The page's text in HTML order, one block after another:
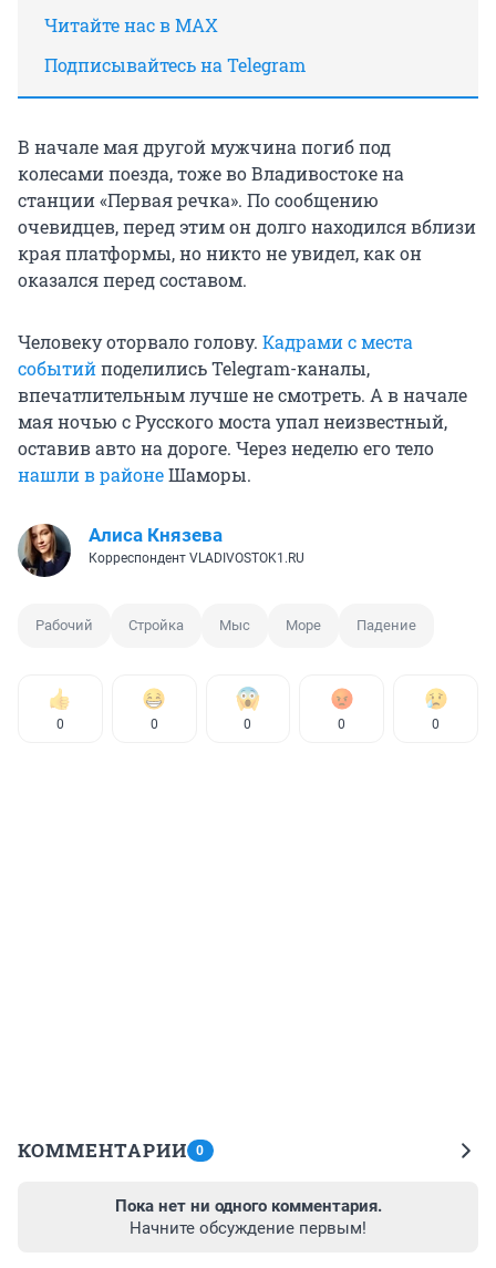
Читайте нас в MAX
Подписывайтесь на Telegram
В начале мая другой мужчина погиб под
колесами поезда, тоже во Владивостоке на
станции «Первая речка». По сообщению
очевидцев, перед этим он долго находился вблизи
края платформы, но никто не увидел, как он
оказался перед составом.
Человеку оторвало голову. Кадрами с места
событийподелились Telegram-каналы,
впечатлительным лучше не смотреть. А в начале
мая ночью с Русского моста упал неизвестный,
оставив авто на дороге. Через неделю его тело
нашли в районеШаморы.
Алиса Князева
Корреспондент VLADIVOSTOK1.RU
Рабочий Стройка Мыс Море Падение
0 0 0 0 0
КОММЕНТАРИИ 0
Пока нет ни одного комментария.
Начните обсуждение первым!